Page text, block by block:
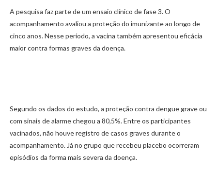
A pesquisa faz parte de um ensaio clínico de fase 3. O
acompanhamento avaliou a proteção do imunizante ao longo de
cinco anos. Nesse período, a vacina também apresentou eficácia
maior contra formas graves da doença.
Segundo os dados do estudo, a proteção contra dengue grave ou
com sinais de alarme chegou a 80,5%. Entre os participantes
vacinados, não houve registro de casos graves durante o
acompanhamento. Já no grupo que recebeu placebo ocorreram
episódios da forma mais severa da doença.